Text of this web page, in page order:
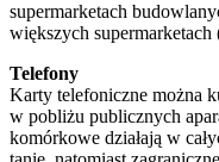
supermarketach
większych
Telefony
Karty telefoniczne można
w pobliżu publicznych
komórkowe działają w